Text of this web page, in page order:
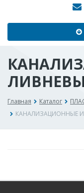
Главная Каталог
КАНАЛИЗАЦИОННЫЕ